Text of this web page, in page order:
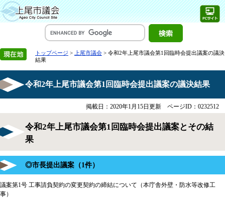
トップページ > 上尾市議会 > 令和2年上尾市議会第1回臨時会提出議案の議決
結果
令和2年上尾市議会第1回臨時会提出議案の議決結果
掲載日：2020年1月15日更新 ページID：0232512
令和2年上尾市議会第1回臨時会提出議案とその結
果
◎市長提出議案（1件）
議案第1号 工事請負契約の変更契約の締結について（本庁舎外壁・防水等改修工
事）